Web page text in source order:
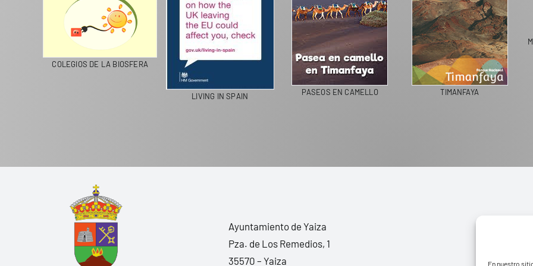
En nuestro
COLEGIOS DE LA BIOSFERA
LIVING IN SPAIN PASEOS EN CAMELLO TIMANFAYA
Ayuntamiento de Yaiza
Pza. de Los Remedios, 1
35570 – Yaiza